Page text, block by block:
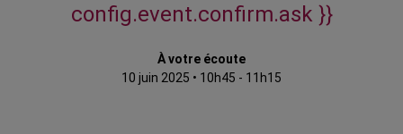
config.event.confirm.ask }}
À votre écoute
10 juin 2025 • 10h45 - 11h15